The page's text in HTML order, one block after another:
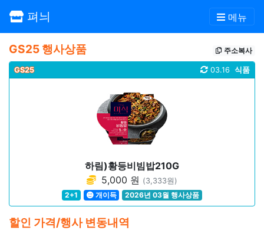
펴늬 메뉴
GS25 행사상품 주소복사
GS25 식품
03.16
하림)황등비빔밥210G
5,000 원 (3,333원)
2+1
개이득 2026년 03월 행사상품
할인 가격/행사 변동내역